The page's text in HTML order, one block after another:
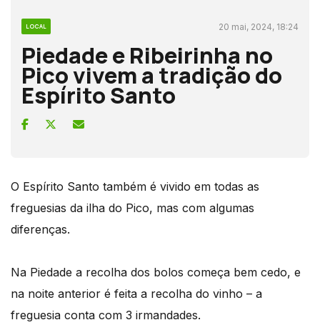
LOCAL 20 mai, 2024, 18:24
Piedade e Ribeirinha no
Pico vivem a tradição do
Espírito Santo
O Espírito Santo também é vivido em todas as
freguesias da ilha do Pico, mas com algumas
diferenças.
Na Piedade a recolha dos bolos começa bem cedo, e
na noite anterior é feita a recolha do vinho – a
freguesia conta com 3 irmandades.